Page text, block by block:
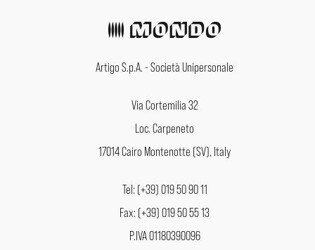
Artigo S.p.A. - Società Unipersonale
Via Cortemilia 32
Loc. Carpeneto
17014 Cairo Montenotte (SV), Italy
Tel: (+39) 019 50 90 11
Fax: (+39) 019 50 55 13
P.IVA 01180390096